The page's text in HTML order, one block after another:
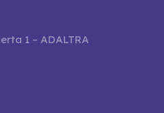
1 – ADALTRA